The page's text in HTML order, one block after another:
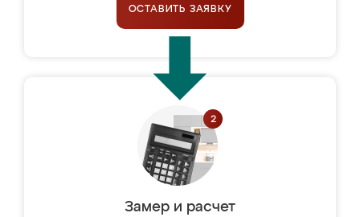
ОСТАВИТЬ ЗАЯВКУ
Замер и расчет